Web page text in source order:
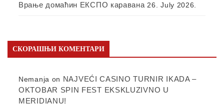
Врање домаћин ЕКСПО каравана 26. July 2026.
СКОРАШЊИ КОМЕНТАРИ
Nemanja on NAJVEĆI CASINO TURNIR IKADA –
OKTOBAR SPIN FEST EKSKLUZIVNO U
MERIDIANU!